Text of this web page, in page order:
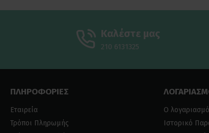
Καλέστε μας
210 6131325
ΠΛΗΡΟΦΟΡΙΕΣ
Εταιρεία
Τρόποι Πληρωμής
Ο
Ιστορικό